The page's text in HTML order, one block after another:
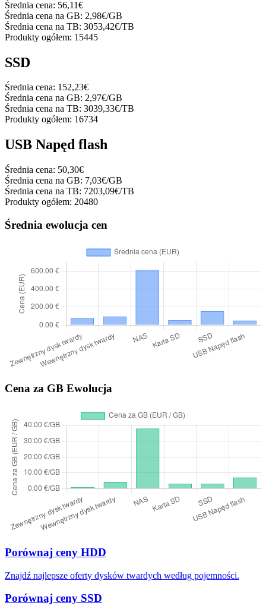
Średnia cena: 56,11€
Średnia cena na GB: 2,98€/GB
Średnia cena na TB: 3053,42€/TB
Produkty ogółem: 15445
SSD
Średnia cena: 152,23€
Średnia cena na GB: 2,97€/GB
Średnia cena na TB: 3039,33€/TB
Produkty ogółem: 16734
USB Napęd flash
Średnia cena: 50,30€
Średnia cena na GB: 7,03€/GB
Średnia cena na TB: 7203,09€/TB
Produkty ogółem: 20480
Średnia ewolucja cen
Cena za GB Ewolucja
Porównaj ceny HDD
Znajdź najlepsze oferty dysków twardych według pojemności.
Porównaj ceny SSD